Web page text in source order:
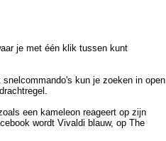
je met één klik tussen kunt
kun je zoeken in open
een kameleon reageert op zijn
wordt Vivaldi blauw, op The